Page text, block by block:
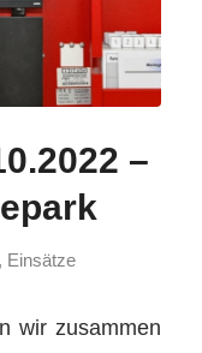
–
, Einsätze
wir zusammen